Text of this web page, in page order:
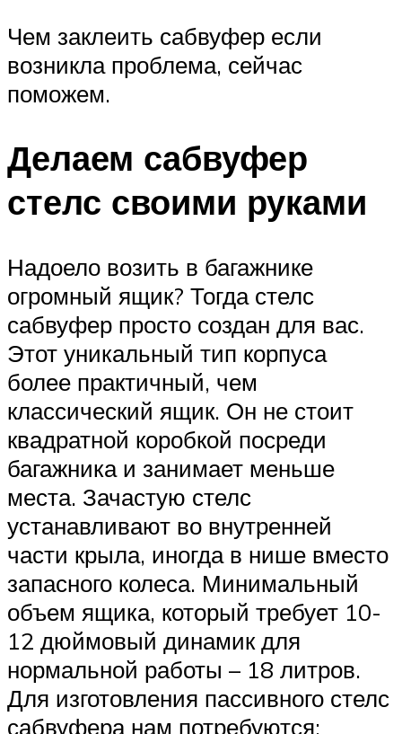
Чем заклеить сабвуфер если
возникла проблема, сейчас
поможем.
Делаем сабвуфер
стелс своими руками
Надоело возить в багажнике
огромный ящик? Тогда стелс
сабвуфер просто создан для вас.
Этот уникальный тип корпуса
более практичный, чем
классический ящик. Он не стоит
квадратной коробкой посреди
багажника и занимает меньше
места. Зачастую стелс
устанавливают во внутренней
части крыла, иногда в нише вместо
запасного колеса. Минимальный
объем ящика, который требует 10-
12 дюймовый динамик для
нормальной работы – 18 литров.
Для изготовления пассивного стелс
сабвуфера нам потребуются: